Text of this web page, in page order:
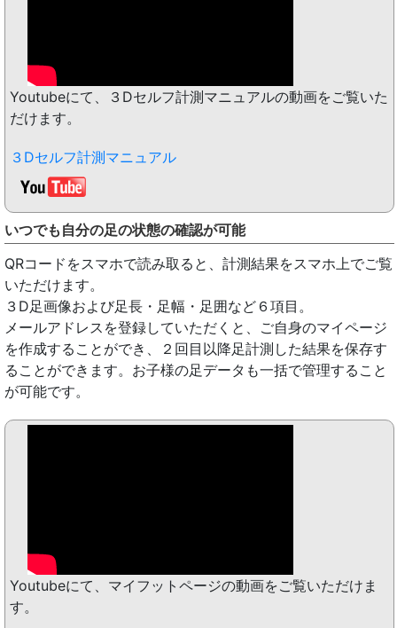
Youtubeにて、３Dセルフ計測マニュアルの動画をご覧いた
だけます。
３Dセルフ計測マニュアル
いつでも自分の足の状態の確認が可能
QRコードをスマホで読み取ると、計測結果をスマホ上でご覧
いただけます。
３D足画像および足長・足幅・足囲など６項目。
メールアドレスを登録していただくと、ご自身のマイページ
を作成することができ、２回目以降足計測した結果を保存す
ることができます。お子様の足データも一括で管理すること
が可能です。
Youtubeにて、マイフットページの動画をご覧いただけま
す。